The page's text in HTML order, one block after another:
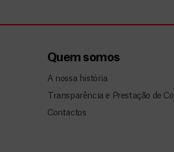
Quem somos
A nossa história
Transparência e Prestação de
Contactos